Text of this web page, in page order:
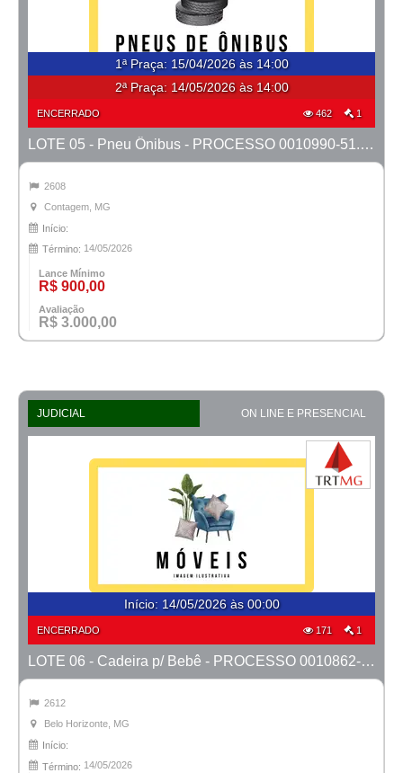
1ª Praça: 15/04/2026 às 14:00
2ª Praça: 14/05/2026 às 14:00
ENCERRADO 462 1
LOTE 05 - Pneu Ônibus - PROCESSO 0010990-51.2023-1ª CONT.
2608
Contagem, MG
Início:
Término: 14/05/2026
Lance Mínimo
R$ 900,00
Avaliação
R$ 3.000,00
JUDICIAL ON LINE E PRESENCIAL
Início: 14/05/2026 às 00:00
ENCERRADO 171 1
LOTE 06 - Cadeira p/ Bebê - PROCESSO 0010862-66.2023-41ª BH
2612
Belo Horizonte, MG
Início:
Término: 14/05/2026